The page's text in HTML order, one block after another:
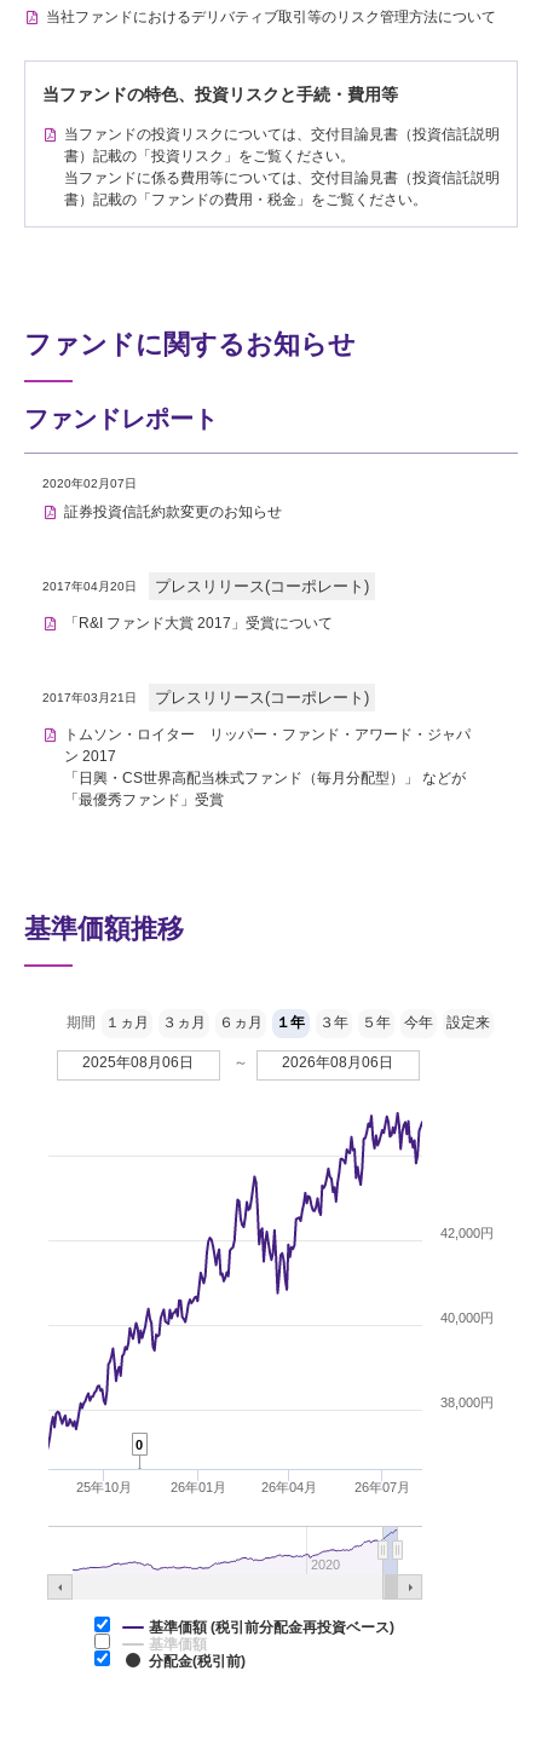
当社ファンドにおけるデリバティブ取引等のリスク管理方法について
当ファンドの特色、投資リスクと手続・費用等
当ファンドの投資リスクについては、交付目論見書（投資信託説明
書）記載の「投資リスク」をご覧ください。
当ファンドに係る費用等については、交付目論見書（投資信託説明
書）記載の「ファンドの費用・税金」をご覧ください。
ファンドに関するお知らせ
ファンドレポート
2020年02月07日
証券投資信託約款変更のお知らせ
2017年04月20日 プレスリリース(コーポレート)
「R&I ファンド大賞 2017」受賞について
2017年03月21日 プレスリリース(コーポレート)
トムソン・ロイター リッパー・ファンド・アワード・ジャパ
ン 2017
「日興・CS世界高配当株式ファンド（毎月分配型）」 などが
「最優秀ファンド」受賞
基準価額推移
0
26年01月 26年07月
25年10月 26年04月
2020
38,000円
40,000円
42,000円
期間 １ヵ月 ３ヵ月 ６ヵ月 １年 ３年 ５年 今年 設定来
2025年08月06日 ～ 2026年08月06日
基準価額 (税引前分配金再投資ベース)
基準価額
分配金(税引前)